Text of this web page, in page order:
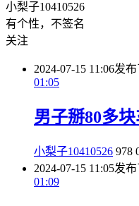
小梨子10410526
有个性，不签名
关注
2024-07-15 11:06发
01:05
男子掰80多
小梨子10410526 978
2024-07-15 11:05发
01:09